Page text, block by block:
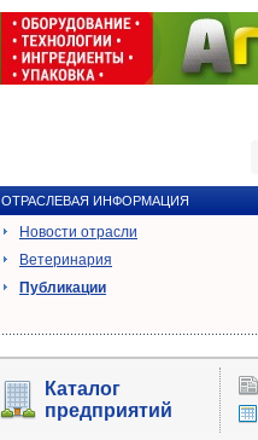
ОТРАСЛЕВАЯ ИНФОРМАЦИЯ
Новости отрасли
Ветеринария
Публикации
Каталог
предприятий